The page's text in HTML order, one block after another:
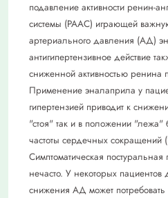
подавление активности ренин-
системы (РААС) играющей
артериального давления (АД)
антигипертензивное действие
сниженной активностью ренина
Применение эналаприла у
гипертензией приводит к
"стоя" так и в положении "лежа"
частоты сердечных сокращений
Симптоматическая постуральная
нечасто. У некоторых пациентов
снижения АД может